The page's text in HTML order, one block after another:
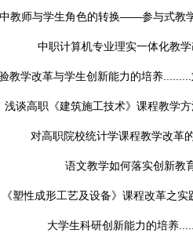
教师与学生角色的转换——参与式教
中职计算机专业理实一体化教学
教学改革与学生创新能力的培养.........
浅谈高职《建筑施工技术》课程教学方
对高职院校统计学课程教学改革
语文教学如何落实创新教
《塑性成形工艺及设备》课程改革之实
大学生科研创新能力的培养